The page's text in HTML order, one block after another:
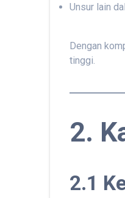
Unsur lain
Dengan
tinggi.
2.
2.1